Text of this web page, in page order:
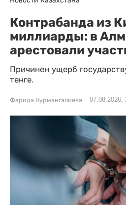
Контрабанда из
миллиарды: в
арестовали
Причинен ущерб
тенге.
Фарида Курмангалиева 07.08.2026,